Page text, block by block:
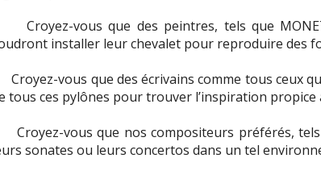
Croyez-vous que des peintres, tels que
installer leur chevalet pour reproduire des
Croyez-vous que des écrivains comme tous ceux
tous ces pylônes pour trouver l’inspiration propice
Croyez-vous que nos compositeurs préférés,
sonates ou leurs concertos dans un tel